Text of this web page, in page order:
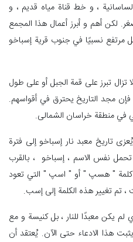
، و خط قناة مياه قديم ، و
لكن أهم و أبرز أعمال هذا المجمع
مرتفع نسبيًا في جنوب قرية إسباخو
تزال تبرز على قمة الجبل أو على طول
مجد التاريخ يحترق في أقواسهم.
في منطقة خراسان الشمالی.
يُعزى تاريخ معبد نار إسباخو إلى فترة
تحمل نفس الاسم ، إسباخو ، بالقرب
كلمة " هسپ " أو " اسپ " التي تعود
، تم تغيير هذه الكلمة إلى إسب.
يكن معبدًا للنار ، بل كنيسة و مع
هذا الادعاء حتى الآن. يُعتقد أن